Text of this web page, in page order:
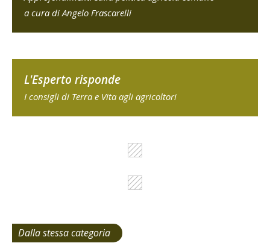
a cura di Angelo Frascarelli
L'Esperto risponde
I consigli di Terra e Vita agli agricoltori
Dalla stessa categoria